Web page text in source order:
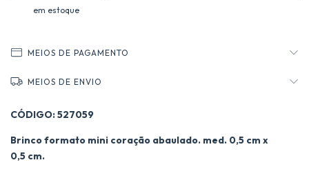
em estoque
MEIOS DE PAGAMENTO
MEIOS DE ENVIO
CÓDIGO: 527059
Brinco formato mini coração abaulado. med. 0,5 cm x
0,5 cm.